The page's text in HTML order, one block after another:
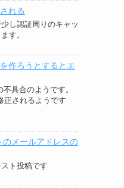
れる
し認証周りのキャッ
す。
作ろうとするとエ
具合のようです。
正されるようです
のメールアドレスの
ト投稿です